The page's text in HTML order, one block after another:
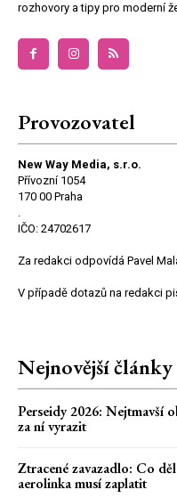
rozhovory a tipy pro moderní
Provozovatel
New Way Media, s.r.o.
Přívozní 1054
170 00 Praha
.
IČO: 24702617
Za redakci odpovídá Pavel
V případě dotazů na redakci
Nejnovější články
Perseidy 2026: Nejtmavší
za ní vyrazit
Ztracené zavazadlo: Co
aerolinka musí zaplatit